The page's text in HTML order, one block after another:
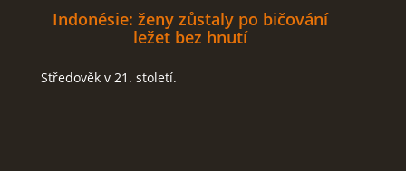
Indonésie: ženy zůstaly po bičování
ležet bez hnutí
Středověk v 21. století.